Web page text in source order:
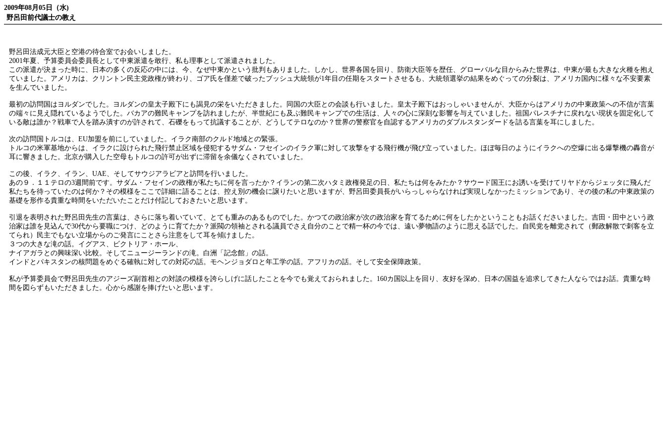
2009年08月05日（水)
野呂田前代議士の教え
野呂田法成元大臣と空港の待合室でお会いしました。
2001年夏、予算委員会委員長として中東派遣を敢行、私も理事として派遣されました。
この派遣が決まった時に、日本の多くの反応の中には、今、なぜ中東かという批判もありました。しかし、世界各国を回り、防衛大臣等を歴任、グローバルな目からみた世界は、中東が最も大きな火種を抱え
ていました。アメリカは、クリントン民主党政権が終わり、ゴア氏を僅差で破ったブッシュ大統領が1年目の任期をスタートさせるも、大統領選挙の結果をめぐっての分裂は、アメリカ国内に様々な不安要素
を生んでいました。
最初の訪問国はヨルダンでした。ヨルダンの皇太子殿下にも謁見の栄をいただきました。同国の大臣との会談も行いました。皇太子殿下はおっしゃいませんが、大臣からはアメリカの中東政策への不信が言葉
の端々に見え隠れているようでした。バカアの難民キャンプを訪れましたが、半世紀にも及ぶ難民キャンプでの生活は、人々の心に深刻な影響を与えていました。祖国パレスチナに戻れない現状を固定化して
いる敵は誰か？戦車で人を踏み潰すのが許されて、石礫をもって抗議することが、どうしてテロなのか？世界の警察官を自認するアメリカのダブルスタンダードを詰る言葉を耳にしました。
次の訪問国トルコは、EU加盟を前にしていました。イラク南部のクルド地域との緊張。
トルコの米軍基地からは、イラクに設けられた飛行禁止区域を侵犯するサダム・フセインのイラク軍に対して攻撃をする飛行機が飛び立っていました。ほぼ毎日のようにイラクへの空爆に出る爆撃機の轟音が
耳に響きました。北京が購入した空母もトルコの許可が出ずに滞留を余儀なくされていました。
この後、イラク、イラン、UAE、そしてサウジアラビアと訪問を行いました。
あの９．１１テロの3週間前です。サダム・フセインの政権が私たちに何を言ったか？イランの第二次ハタミ政権発足の日、私たちは何をみたか？サウード国王にお誘いを受けてリヤドからジェッタに飛んだ
私たちを待っていたのは何か？その模様をここで詳細に語ることは、控え別の機会に譲りたいと思いますが、野呂田委員長がいらっしゃらなければ実現しなかったミッションであり、その後の私の中東政策の
基礎を形作る貴重な時間をいただいたことだけ付記しておきたいと思います。
引退を表明された野呂田先生の言葉は、さらに落ち着いていて、とても重みのあるものでした。かつての政治家が次の政治家を育てるために何をしたかということもお話くださいました。吉田・田中という政
治家は誰を見込んで30代から要職につけ、どのように育てたか？派閥の領袖とされる議員でさえ自分のことで精一杯の今では、遠い夢物語のように思える話でした。自民党を離党されて（郵政解散で刺客を立
てられ）民主でもない立場からのご発言にことさら注意をして耳を傾けました。
３つの大きな滝の話。イグアス、ビクトリア・ホール、
ナイアガラとの興味深い比較。そしてニュージーランドの滝。白洲「記念館」の話。
インドとパキスタンの核問題をめぐる確執に対しての対応の話。モヘンジョダロと年工学の話。アフリカの話。そして安全保障政策。
私が予算委員会で野呂田先生のアジーズ副首相との対談の模様を誇らしげに話したことを今でも覚えておられました。160カ国以上を回り、友好を深め、日本の国益を追求してきた人ならではお話。貴重な時
間を図らずもいただきました。心から感謝を捧げたいと思います。